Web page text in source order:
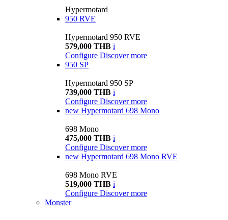
Hypermotard
950 RVE
Hypermotard 950 RVE
579,000 THB i
Configure Discover more
950 SP
Hypermotard 950 SP
739,000 THB i
Configure Discover more
new Hypermotard 698 Mono
698 Mono
475,000 THB i
Configure Discover more
new Hypermotard 698 Mono RVE
698 Mono RVE
519,000 THB i
Configure Discover more
Monster